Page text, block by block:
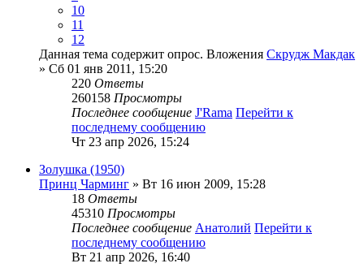
10
11
12
Данная тема содержит опрос. Вложения Скрудж Макдак
» Сб 01 янв 2011, 15:20
220 Ответы
260158 Просмотры
Последнее сообщение J'Rama Перейти к
последнему сообщению
Чт 23 апр 2026, 15:24
Золушка (1950)
Принц Чарминг » Вт 16 июн 2009, 15:28
18 Ответы
45310 Просмотры
Последнее сообщение Анатолий Перейти к
последнему сообщению
Вт 21 апр 2026, 16:40